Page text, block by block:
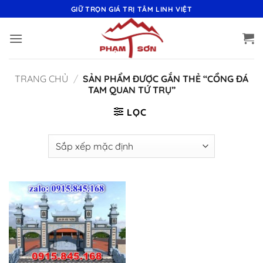
qua
nội
GIỮ TRỌN GIÁ TRỊ TÂM LINH VIỆT
TRANG CHỦ / SẢN PHẨM ĐƯỢC GẮN THẺ “CỔNG ĐÁ
TAM QUAN TỨ TRỤ”
LỌC